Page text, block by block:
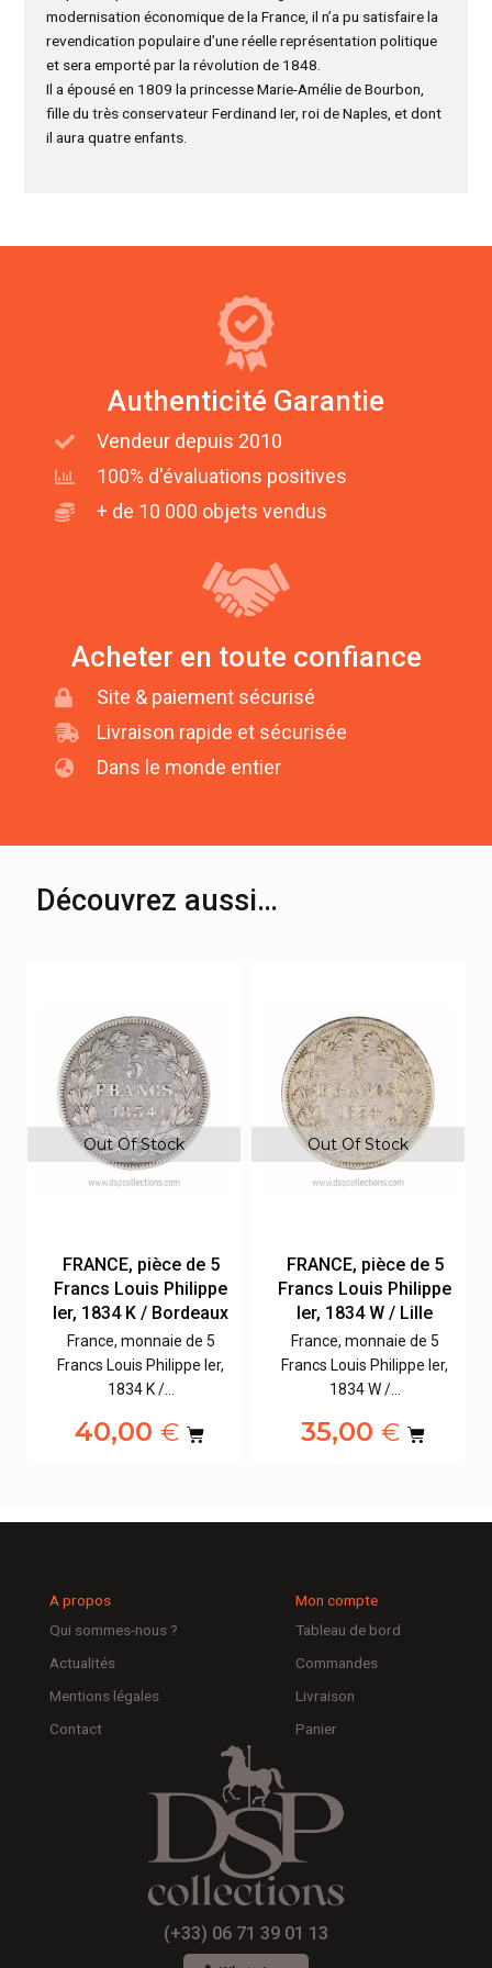
modernisation économique de la France, il n’a pu satisfaire la
revendication populaire d’une réelle représentation politique
et sera emporté par la révolution de 1848.
Il a épousé en 1809 la princesse Marie-Amélie de Bourbon,
fille du très conservateur Ferdinand Ier, roi de Naples, et dont
il aura quatre enfants.
Authenticité Garantie
Vendeur depuis 2010
100% d'évaluations positives
+ de 10 000 objets vendus
Acheter en toute confiance
Site & paiement sécurisé
Livraison rapide et sécurisée
Dans le monde entier
Découvrez aussi…
Out Of Stock
FRANCE, pièce de 5
Francs Louis Philippe
Ier, 1834 K / Bordeaux
France, monnaie de 5
Francs Louis Philippe Ier,
1834 K /…
40,00 €
Out Of Stock
FRANCE, pièce de 5
Francs Louis Philippe
Ier, 1834 W / Lille
France, monnaie de 5
Francs Louis Philippe Ier,
1834 W /…
35,00€
A propos
Qui sommes-nous ?
Actualités
Mentions légales
Contact
Mon compte
Tableau de bord
Commandes
Livraison
Panier
(+33) 06 71 39 01 13